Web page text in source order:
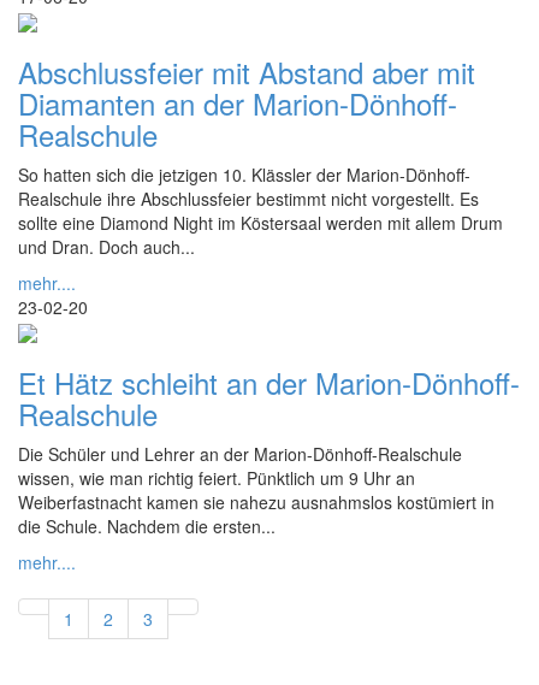
Abschlussfeier mit Abstand aber mit
Diamanten an der Marion-Dönhoff-
Realschule
So hatten sich die jetzigen 10. Klässler der Marion-Dönhoff-
Realschule ihre Abschlussfeier bestimmt nicht vorgestellt. Es
sollte eine Diamond Night im Köstersaal werden mit allem Drum
und Dran. Doch auch...
mehr....
23-02-20
Et Hätz schleiht an der Marion-Dönhoff-
Realschule
Die Schüler und Lehrer an der Marion-Dönhoff-Realschule
wissen, wie man richtig feiert. Pünktlich um 9 Uhr an
Weiberfastnacht kamen sie nahezu ausnahmslos kostümiert in
die Schule. Nachdem die ersten...
mehr....
1 2 3